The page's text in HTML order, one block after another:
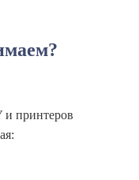
принтеров